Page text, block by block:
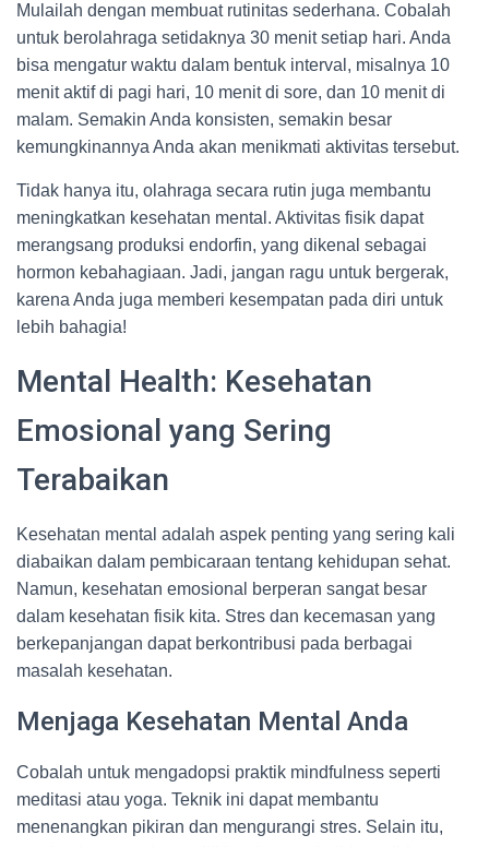
Mulailah dengan membuat rutinitas sederhana. Cobalah
untuk berolahraga setidaknya 30 menit setiap hari. Anda
bisa mengatur waktu dalam bentuk interval, misalnya 10
menit aktif di pagi hari, 10 menit di sore, dan 10 menit di
malam. Semakin Anda konsisten, semakin besar
kemungkinannya Anda akan menikmati aktivitas tersebut.
Tidak hanya itu, olahraga secara rutin juga membantu
meningkatkan kesehatan mental. Aktivitas fisik dapat
merangsang produksi endorfin, yang dikenal sebagai
hormon kebahagiaan. Jadi, jangan ragu untuk bergerak,
karena Anda juga memberi kesempatan pada diri untuk
lebih bahagia!
Mental Health: Kesehatan
Emosional yang Sering
Terabaikan
Kesehatan mental adalah aspek penting yang sering kali
diabaikan dalam pembicaraan tentang kehidupan sehat.
Namun, kesehatan emosional berperan sangat besar
dalam kesehatan fisik kita. Stres dan kecemasan yang
berkepanjangan dapat berkontribusi pada berbagai
masalah kesehatan.
Menjaga Kesehatan Mental Anda
Cobalah untuk mengadopsi praktik mindfulness seperti
meditasi atau yoga. Teknik ini dapat membantu
menenangkan pikiran dan mengurangi stres. Selain itu,